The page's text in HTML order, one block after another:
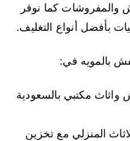
والمفروشات كما نوفر
بأفضل أنواع التغليف.
بالمويه في:
مكتبي بالسعودية
المنزلي مع تخزين